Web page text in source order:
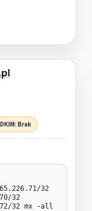
DKIM: Brak
32
32
32 mx -all